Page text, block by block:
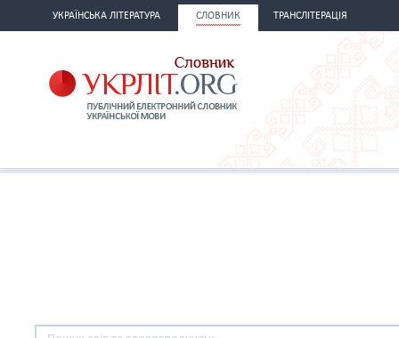
УКРАЇНСЬКА ЛІТЕРАТУРА СЛОВНИК ТРАНСЛІТЕРАЦІЯ